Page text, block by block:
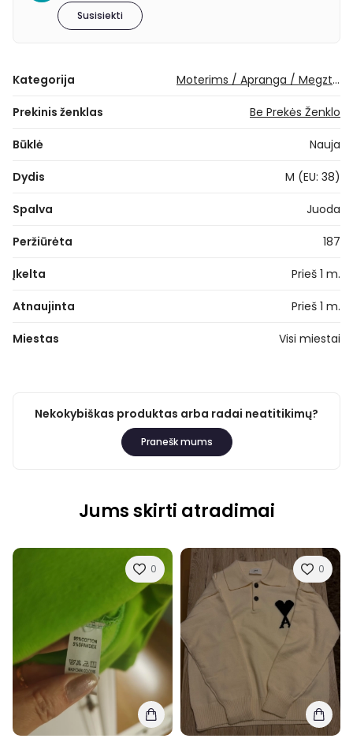
Susisiekti
Kategorija Moterims / Apranga / Megztiniai / Džemperiai
Prekinis ženklas Be Prekės Ženklo
Būklė Nauja
Dydis M (EU: 38)
Spalva Juoda
Peržiūrėta 187
Įkelta Prieš 1 m.
Atnaujinta Prieš 1 m.
Miestas Visi miestai
Nekokybiškas produktas arba radai neatitikimų?
Pranešk mums
Jums skirti atradimai
0 0